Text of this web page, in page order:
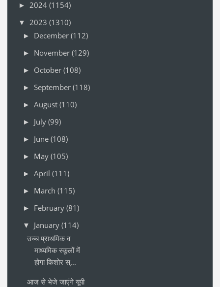
► 2024 (1154)
▼ 2023 (1310)
► December (112)
► November (129)
► October (108)
► September (118)
► August (110)
► July (99)
► June (108)
► May (105)
► April (111)
► March (115)
► February (81)
▼ January (114)
उच्च प्राथमिक व
माध्यमिक स्कूलों में
होगा किशोर स्...
आज से भेजे जाएंगे यूपी